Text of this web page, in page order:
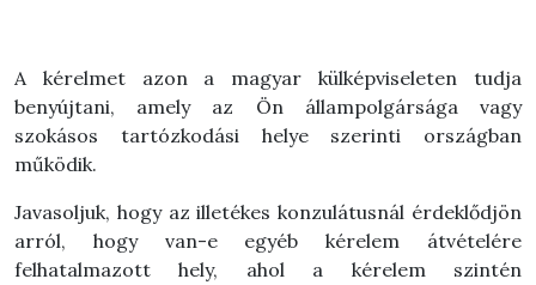
A kérelmet azon a magyar külképviseleten tudja
benyújtani, amely az Ön állampolgársága vagy
szokásos tartózkodási helye szerinti országban
működik.
Javasoljuk, hogy az illetékes konzulátusnál érdeklődjön
arról, hogy van-e egyéb kérelem átvételére
felhatalmazott hely, ahol a kérelem szintén